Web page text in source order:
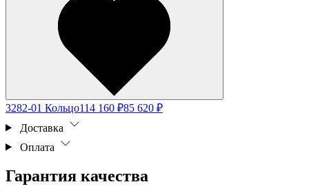
3282-01 Кольцо114 160 ₽85 620 ₽
Доставка
Оплата
Гарантия качества